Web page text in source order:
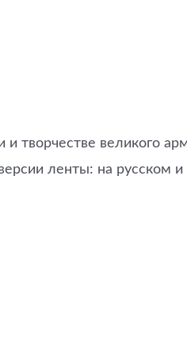
великого
ленты: на русском